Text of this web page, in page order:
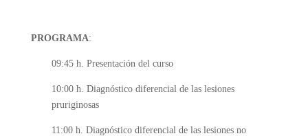
PROGRAMA:
09:45 h. Presentación del curso
10:00 h. Diagnóstico diferencial de las lesiones
pruriginosas
11:00 h. Diagnóstico diferencial de las lesiones no